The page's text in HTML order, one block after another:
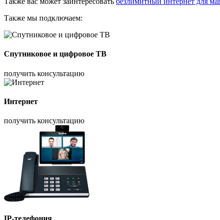
Также мы подключаем:
Спутниковое и цифровое ТВ
получить консультацию
Интернет
получить консультацию